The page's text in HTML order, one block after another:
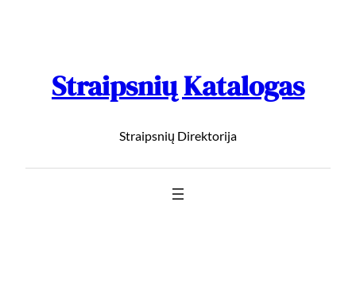
Straipsnių Katalogas
Straipsnių Direktorija